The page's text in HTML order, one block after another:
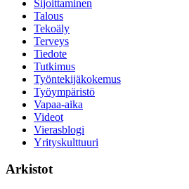
Sijoittaminen
Talous
Tekoäly
Terveys
Tiedote
Tutkimus
Työntekijäkokemus
Työympäristö
Vapaa-aika
Videot
Vierasblogi
Yrityskulttuuri
Arkistot